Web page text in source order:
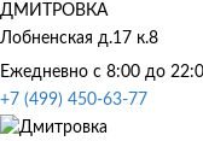
ДМИТРОВКА
Лобненская д.17 к.8
Ежедневно с 8:00 до
+7 (499) 450-63-77